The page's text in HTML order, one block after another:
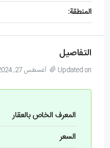
المنطقة:
التفاصيل
Updated on أغسطس 27, 2024 at 3:22 م
المعرف الخاص بالعقار
السعر